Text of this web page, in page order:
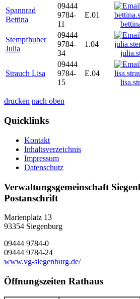
Spannrad
Bettina
09444
9784-
11
E.01
Stempfhuber
Julia
09444
9784-
34
1.04
Strauch Lisa
09444
9784-
15
E.04
drucken nach oben
Quicklinks
Kontakt
Inhaltsverzeichnis
Impressum
Datenschutz
Verwaltungsgemeinschaft
Postanschrift
Marienplatz 13
93354 Siegenburg
09444 9784-0
09444 9784-24
www.vg-siegenburg.de/
Öffnungszeiten Rathaus